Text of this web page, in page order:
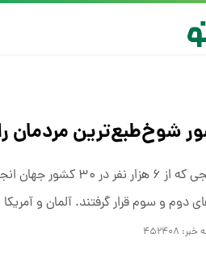
شوخ‌طبع‌ترین مردمان
در یک نظرسنجی‌ که
دوم و سوم قرار گرفتند. آلمان و
خبر: ۴۵۲۴۰۸